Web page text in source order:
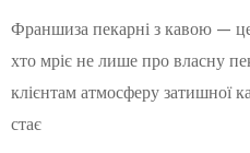
Франшиза пекарні з кавою —
хто мріє не лише про власну
клієнтам атмосферу затишної
стає